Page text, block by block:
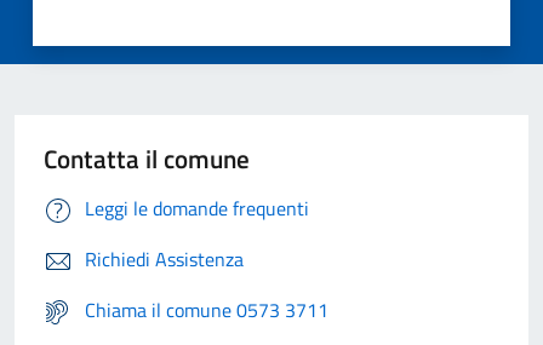
Contatta il comune
Leggi le domande frequenti
Richiedi Assistenza
Chiama il comune 0573 3711